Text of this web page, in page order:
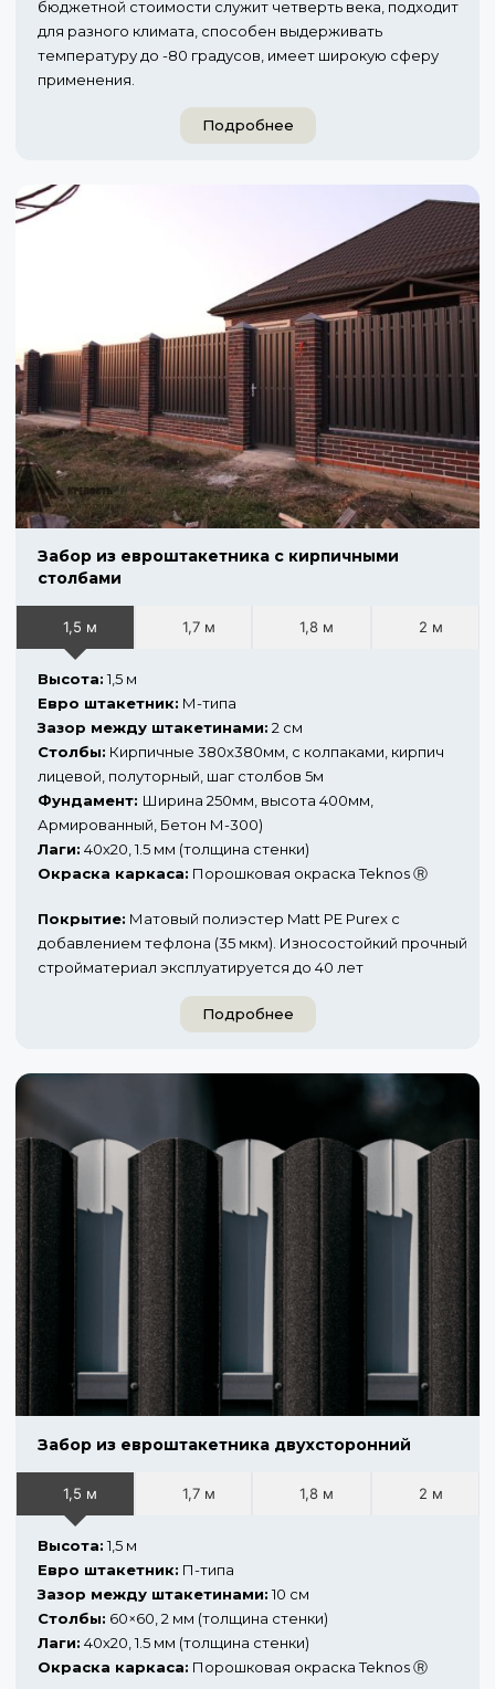
бюджетной стоимости служит четверть века, подходит
для разного климата, способен выдерживать
температуру до -80 градусов, имеет широкую сферу
применения.
Подробнее
Забор из евроштакетника с кирпичными
столбами
1,5 м 1,7 м 1,8 м 2 м
Высота:1,5 м
Евро штакетник: М-типа
Зазор между штакетинами: 2 см
Столбы: Кирпичные 380х380мм, с колпаками, кирпич
лицевой, полуторный, шаг столбов 5м
Фундамент: Ширина 250мм, высота 400мм,
Армированный, Бетон М-300)
Лаги: 40х20, 1.5 мм (толщина стенки)
Окраска каркаса: Порошковая окраска Teknos Ⓡ
Покрытие: Матовый полиэстер Matt PE Purex с
добавлением тефлона (35 мкм). Износостойкий прочный
стройматериал эксплуатируется до 40 лет
Подробнее
Забор из евроштакетника двухсторонний
1,5 м 1,7 м 1,8 м 2 м
Высота:1,5 м
Евро штакетник: П-типа
Зазор между штакетинами:10 см
Столбы: 60×60, 2 мм (толщина стенки)
Лаги: 40х20, 1.5 мм (толщина стенки)
Окраска каркаса: Порошковая окраска Teknos Ⓡ